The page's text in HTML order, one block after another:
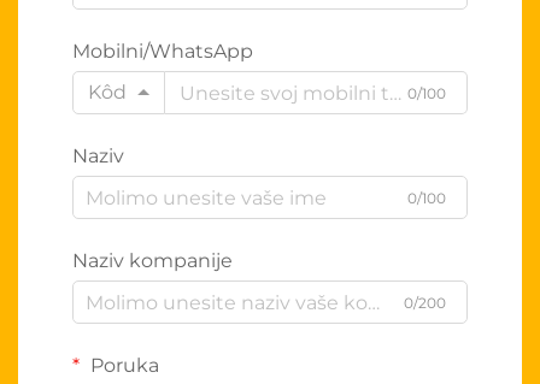
Mobilni/WhatsApp
Kôd
0/100
Naziv
0/100
Naziv kompanije
0/200
Poruka